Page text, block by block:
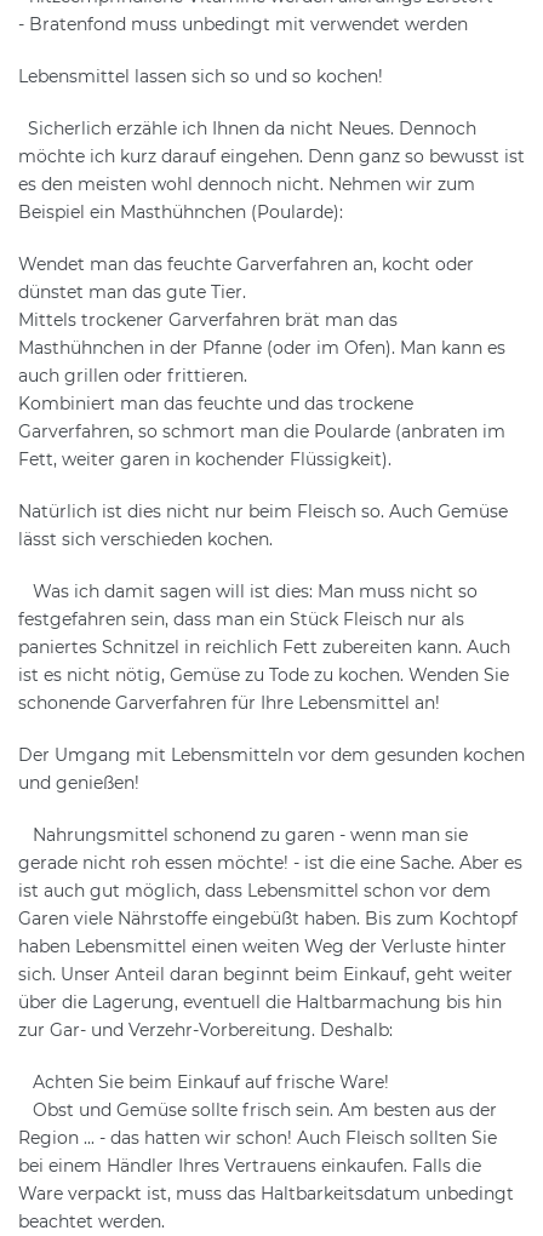
- Bratenfond muss unbedingt mit verwendet werden
Lebensmittel lassen sich so und so kochen!
Sicherlich erzähle ich Ihnen da nicht Neues. Dennoch
möchte ich kurz darauf eingehen. Denn ganz so bewusst ist
es den meisten wohl dennoch nicht. Nehmen wir zum
Beispiel ein Masthühnchen (Poularde):
Wendet man das feuchte Garverfahren an, kocht oder
dünstet man das gute Tier.
Mittels trockener Garverfahren brät man das
Masthühnchen in der Pfanne (oder im Ofen). Man kann es
auch grillen oder frittieren.
Kombiniert man das feuchte und das trockene
Garverfahren, so schmort man die Poularde (anbraten im
Fett, weiter garen in kochender Flüssigkeit).
Natürlich ist dies nicht nur beim Fleisch so. Auch Gemüse
lässt sich verschieden kochen.
Was ich damit sagen will ist dies: Man muss nicht so
festgefahren sein, dass man ein Stück Fleisch nur als
paniertes Schnitzel in reichlich Fett zubereiten kann. Auch
ist es nicht nötig, Gemüse zu Tode zu kochen. Wenden Sie
schonende Garverfahren für Ihre Lebensmittel an!
Der Umgang mit Lebensmitteln vor dem gesunden kochen
und genießen!
Nahrungsmittel schonend zu garen - wenn man sie
gerade nicht roh essen möchte! - ist die eine Sache. Aber es
ist auch gut möglich, dass Lebensmittel schon vor dem
Garen viele Nährstoffe eingebüßt haben. Bis zum Kochtopf
haben Lebensmittel einen weiten Weg der Verluste hinter
sich. Unser Anteil daran beginnt beim Einkauf, geht weiter
über die Lagerung, eventuell die Haltbarmachung bis hin
zur Gar- und Verzehr-Vorbereitung. Deshalb:
Achten Sie beim Einkauf auf frische Ware!
Obst und Gemüse sollte frisch sein. Am besten aus der
Region ... - das hatten wir schon! Auch Fleisch sollten Sie
bei einem Händler Ihres Vertrauens einkaufen. Falls die
Ware verpackt ist, muss das Haltbarkeitsdatum unbedingt
beachtet werden.